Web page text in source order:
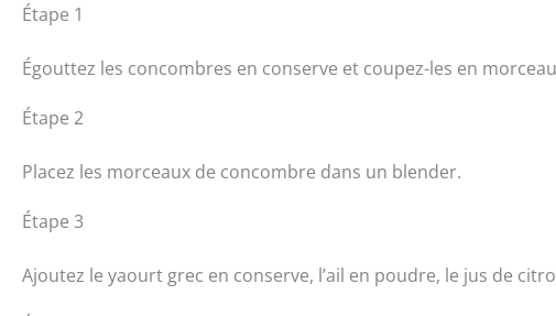
Étape 1
Égouttez les concombres en conserve et coupez-les en
Étape 2
Placez les morceaux de concombre dans un blender.
Étape 3
Ajoutez le yaourt grec en conserve, l’ail en poudre, le jus de